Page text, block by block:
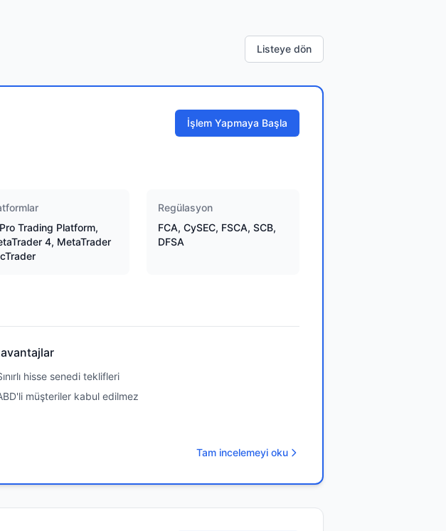
Listeye dön
İşlem Yapmaya Başla
Trading Platform,
4, MetaTrader
Regülasyon
FCA, CySEC, FSCA, SCB,
DFSA
hisse senedi teklifleri
müşteriler kabul edilmez
Tam incelemeyi oku